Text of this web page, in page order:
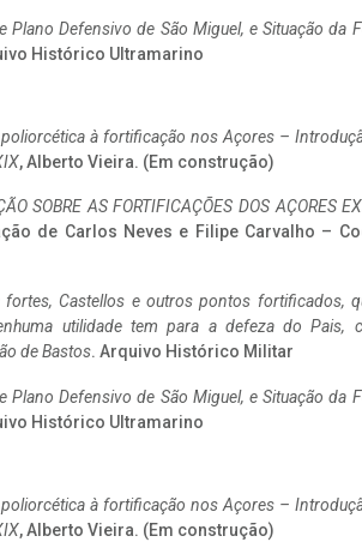
Plano Defensivo de São Miguel, e Situação da
Histórico Ultramarino
à fortificação nos Açores –
, Alberto Vieira. (Em construção)
SOBRE AS FORTIFICAÇÕES DOS AÇORES
de Carlos Neves e Filipe Carvalho –
fortes, Castellos e outros pontos fortificados,
utilidade tem para a defeza do Pais,
de Bastos. Arquivo Histórico Militar
Plano Defensivo de São Miguel, e Situação da
Histórico Ultramarino
à fortificação nos Açores –
, Alberto Vieira. (Em construção)